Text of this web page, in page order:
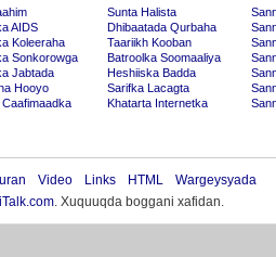
AIDS
Koleeraha
Sonkorowga
Jabtada
Hooyo
Sunta Halista
Dhibaatada Qurbaha
Taariikh Kooban
Batroolka Soomaaliya
Heshiiska Badda
Sarifka Lacagta
Khatarta Internetka
Video Links HTML
Wargeysyada
. Xuquuqda boggani xafidan.